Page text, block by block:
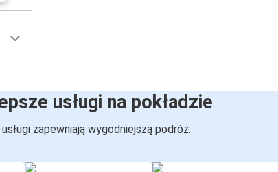
usługi na pokładzie
zapewniają wygodniejszą podróż: